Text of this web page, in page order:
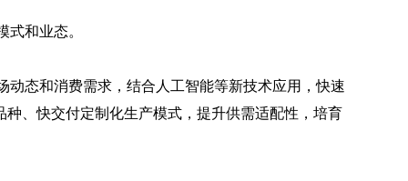
式和业态。
动态和消费需求，结合人工智能等新技术应用，快速
、快交付定制化生产模式，提升供需适配性，培育